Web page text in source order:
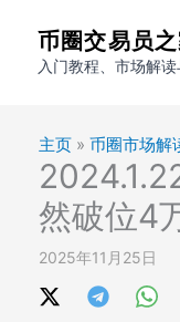
币圈交易员
入门教程、市场解
主页 » 币圈市场解
然破位4
2025年11月25日